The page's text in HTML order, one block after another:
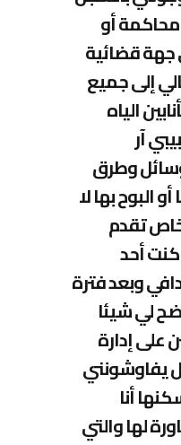
أو
جهة قضائية
إلى جميع
الياه
آر
وطرق
البوح بها لا
تقدم
أحد
وبعد فترة
لي شيئا
على إدارة
يفاوشونني
أنا
لها والتي